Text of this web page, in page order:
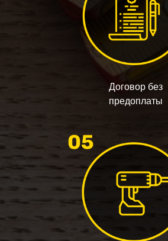
Договор без
предоплаты